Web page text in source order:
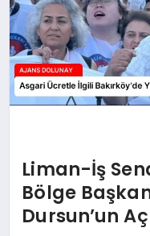
SPOR
YAŞAM
Liman-İş
Bölge
Dursun’un